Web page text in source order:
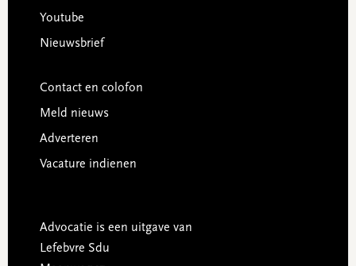
Youtube
Nieuwsbrief
Contact en colofon
Meld nieuws
Adverteren
Vacature indienen
Advocatie is een uitgave van
Lefebvre Sdu